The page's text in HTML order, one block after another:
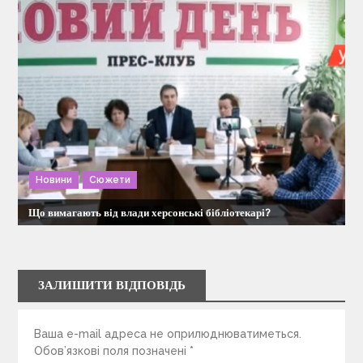
Новини Сюжети
Що вимагають від влади херсонські бібліотекарі?
ЗАЛИШИТИ ВІДПОВІДЬ
Ваша e-mail адреса не оприлюднюватиметься.
Обов’язкові поля позначені *